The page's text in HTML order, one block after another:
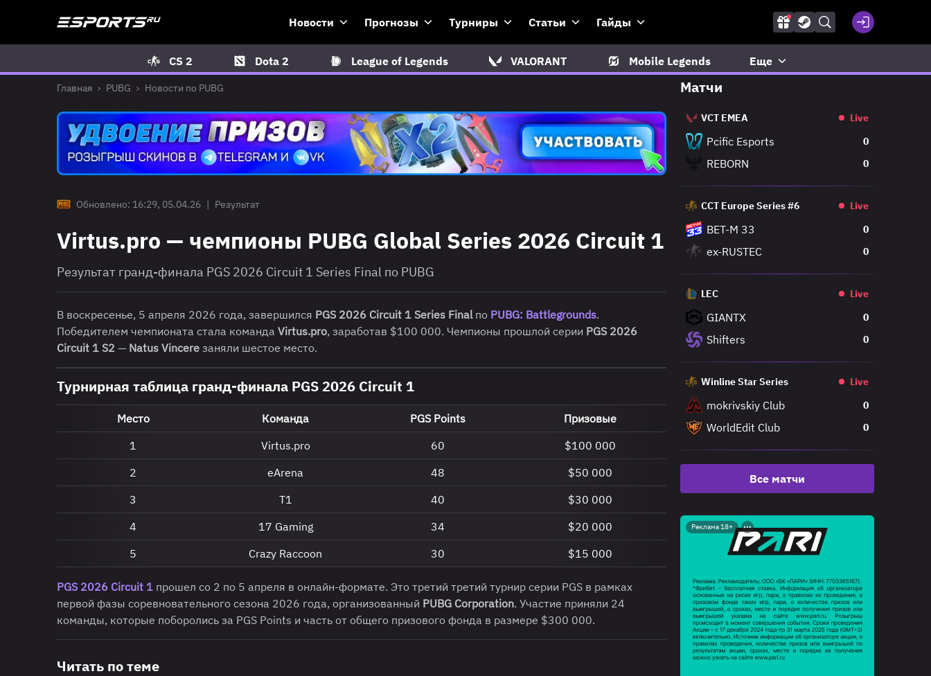
Новости Прогнозы Турниры Статьи Гайды
CS 2 Dota 2 League of Legends VALORANT Mobile Legends Еще
Главная PUBG Новости по PUBG
Обновлено: 16:29, 05.04.26 | Результат
Virtus.pro — чемпионы PUBG Global Series 2026 Circuit 1
Результат гранд-финала PGS 2026 Circuit 1 Series Final по PUBG
В воскресенье, 5 апреля 2026 года, завершился PGS 2026 Circuit 1 Series Finalпо PUBG: Battlegrounds.
Победителем чемпионата стала команда Virtus.pro, заработав $100 000. Чемпионы прошлой серии PGS 2026
Circuit 1 S2 — Natus Vincere заняли шестое место.
Турнирная таблица гранд-финала PGS 2026 Circuit 1
Место Команда PGS Points
Призовые
1
Virtus.pro 60
$100 000
2
eArena 48
$50 000
3
T1 40
$30 000
4
17 Gaming 34
$20 000
5
Crazy Raccoon 30 $15 000
PGS 2026 Circuit 1 прошел со 2 по 5 апреля в онлайн-формате. Это третий третий турнир серии PGS в рамках
первой фазы соревновательного сезона 2026 года, организованный PUBG Corporation. Участие приняли 24
команды, которые поборолись за PGS Points и часть от общего призового фонда в размере $300 000.
Читать по теме
Матчи
VCT EMEA Live
Pcific Esports 0
REBORN 0
CCT Europe Series #6 Live
BET-M 33 0
ex-RUSTEC 0
LEC Live
GIANTX 0
Shifters 0
Winline Star Series Live
mokrivskiy Club 0
WorldEdit Club 0
Все матчи
Реклама 18+